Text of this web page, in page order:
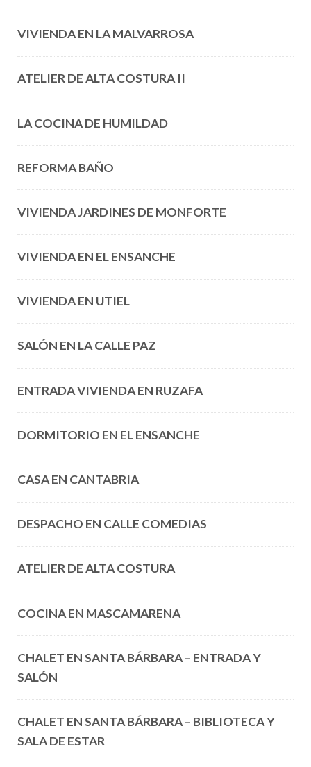
VIVIENDA EN LA MALVARROSA
ATELIER DE ALTA COSTURA II
LA COCINA DE HUMILDAD
REFORMA BAÑO
VIVIENDA JARDINES DE MONFORTE
VIVIENDA EN EL ENSANCHE
VIVIENDA EN UTIEL
SALÓN EN LA CALLE PAZ
ENTRADA VIVIENDA EN RUZAFA
DORMITORIO EN EL ENSANCHE
CASA EN CANTABRIA
DESPACHO EN CALLE COMEDIAS
ATELIER DE ALTA COSTURA
COCINA EN MASCAMARENA
CHALET EN SANTA BÁRBARA – ENTRADA Y
SALÓN
CHALET EN SANTA BÁRBARA – BIBLIOTECA Y
SALA DE ESTAR